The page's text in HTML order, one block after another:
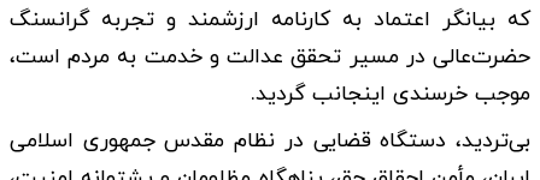
که بیانگر اعتماد به کارنامه ارزشمند و تجربه گرانسنگ
حضرت‌عالی در مسیر تحقق عدالت و خدمت به مردم است،
موجب خرسندی اینجانب گردید.
بی‌تردید، دستگاه قضایی در نظام مقدس جمهوری اسلامی